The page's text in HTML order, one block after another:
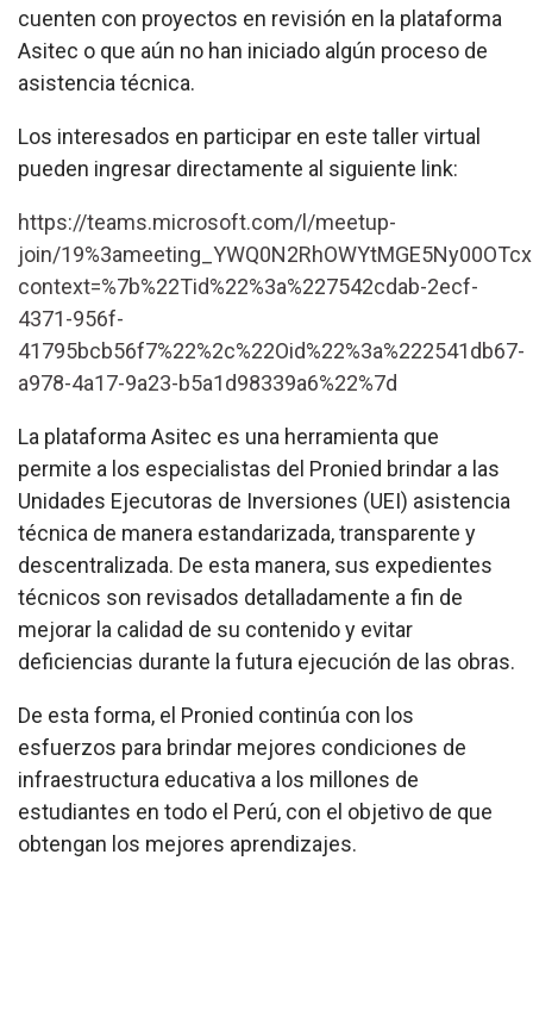
cuenten con proyectos en revisión en la plataforma
Asitec o que aún no han iniciado algún proceso de
asistencia técnica.
Los interesados en participar en este taller virtual
pueden ingresar directamente al siguiente link:
https://teams.microsoft.com/l/meetup-
join/
context=%7b%22Tid%22%3a%227542cdab-2ecf-
4371-956f-
41795bcb56f7%22%2c%22Oid%22%3a%222541db67-
a978-4a17-9a23-b5a1d98339a6%22%7d
La plataforma Asitec es una herramienta que
permite a los especialistas del Pronied brindar a las
Unidades Ejecutoras de Inversiones (UEI) asistencia
técnica de manera estandarizada, transparente y
descentralizada. De esta manera, sus expedientes
técnicos son revisados detalladamente a fin de
mejorar la calidad de su contenido y evitar
deficiencias durante la futura ejecución de las obras.
De esta forma, el Pronied continúa con los
esfuerzos para brindar mejores condiciones de
infraestructura educativa a los millones de
estudiantes en todo el Perú, con el objetivo de que
obtengan los mejores aprendizajes.